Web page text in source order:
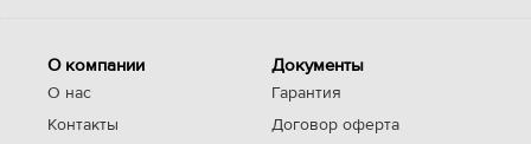
О компании
О нас
Контакты
Документы
Гарантия
Договор оферта